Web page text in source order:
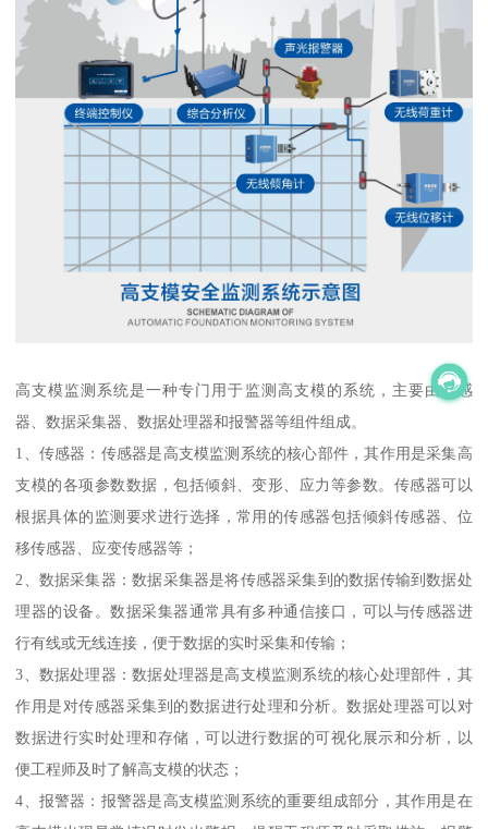
高支模监测系统是一种专门用于监测高支模的系统，主要由传感
器、数据采集器、数据处理器和报警器等组件组成。
1、传感器：传感器是高支模监测系统的核心部件，其作用是采集高
支模的各项参数数据，包括倾斜、变形、应力等参数。传感器可以
根据具体的监测要求进行选择，常用的传感器包括倾斜传感器、位
移传感器、应变传感器等；
2、数据采集器：数据采集器是将传感器采集到的数据传输到数据处
理器的设备。数据采集器通常具有多种通信接口，可以与传感器进
行有线或无线连接，便于数据的实时采集和传输；
3、数据处理器：数据处理器是高支模监测系统的核心处理部件，其
作用是对传感器采集到的数据进行处理和分析。数据处理器可以对
数据进行实时处理和存储，可以进行数据的可视化展示和分析，以
便工程师及时了解高支模的状态；
4、报警器：报警器是高支模监测系统的重要组成部分，其作用是在